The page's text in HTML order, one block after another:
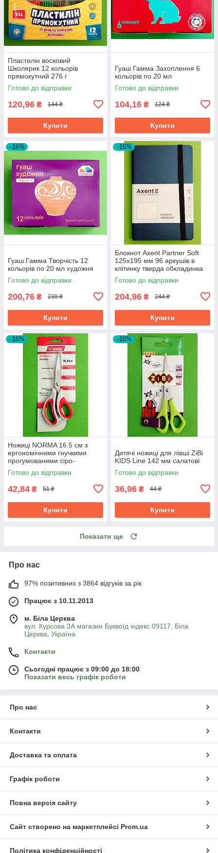
Пластилін восковий
Школярик 12 кольорів
прямокутний 276 г
Готово до відправки
120,96 ₴ 144 ₴
Купити
Гуаш Гамма Захоплення 6
кольорів по 20 мл
Готово до відправки
104,16 ₴ 124 ₴
Купити
–16%
Гуаш Гамма Творчість 12
кольорів по 20 мл художня
Готово до відправки
200,76 ₴ 239 ₴
Купити
–16%
Блокнот Axent Partner Soft
125х195 мм 96 аркушів в
клітинку тверда обкладинка
синій
Готово до відправки
204,96 ₴ 244 ₴
Купити
–16%
Ножиці NORMA 16.5 см з
ергономічними гнучкими
прогумованими сіро-
червоними ручками 1.8 мм
Готово до відправки
42,84 ₴ 51 ₴
Купити
–16%
Дитячі ножиці для лівші ZiBi
KIDS Line 142 мм салатові
Готово до відправки
36,96 ₴ 44 ₴
Купити
Показати ще
Про нас
97% позитивних з 3864 відгуків за рік
Працює з 10.11.2013
м. Біла Церква
вул. Курсова 3А магазин Буквоїд індекс 09117, Біла
Церква, Україна
Контакти
Сьогодні працює з 09:00 до 18:00
Показати весь графік роботи
Про нас
Контакти
Доставка та оплата
Графік роботи
Повна версія сайту
Сайт створено на маркетплейсі Prom.ua
Політика конфіденційності